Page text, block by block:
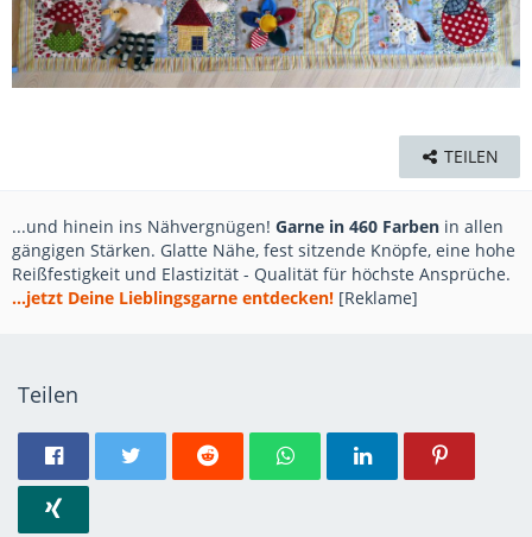
TEILEN
...und hinein ins Nähvergnügen! Garne in 460 Farben in allen
gängigen Stärken. Glatte Nähe, fest sitzende Knöpfe, eine hohe
Reißfestigkeit und Elastizität - Qualität für höchste Ansprüche.
...jetzt Deine Lieblingsgarne entdecken! [Reklame]
Teilen